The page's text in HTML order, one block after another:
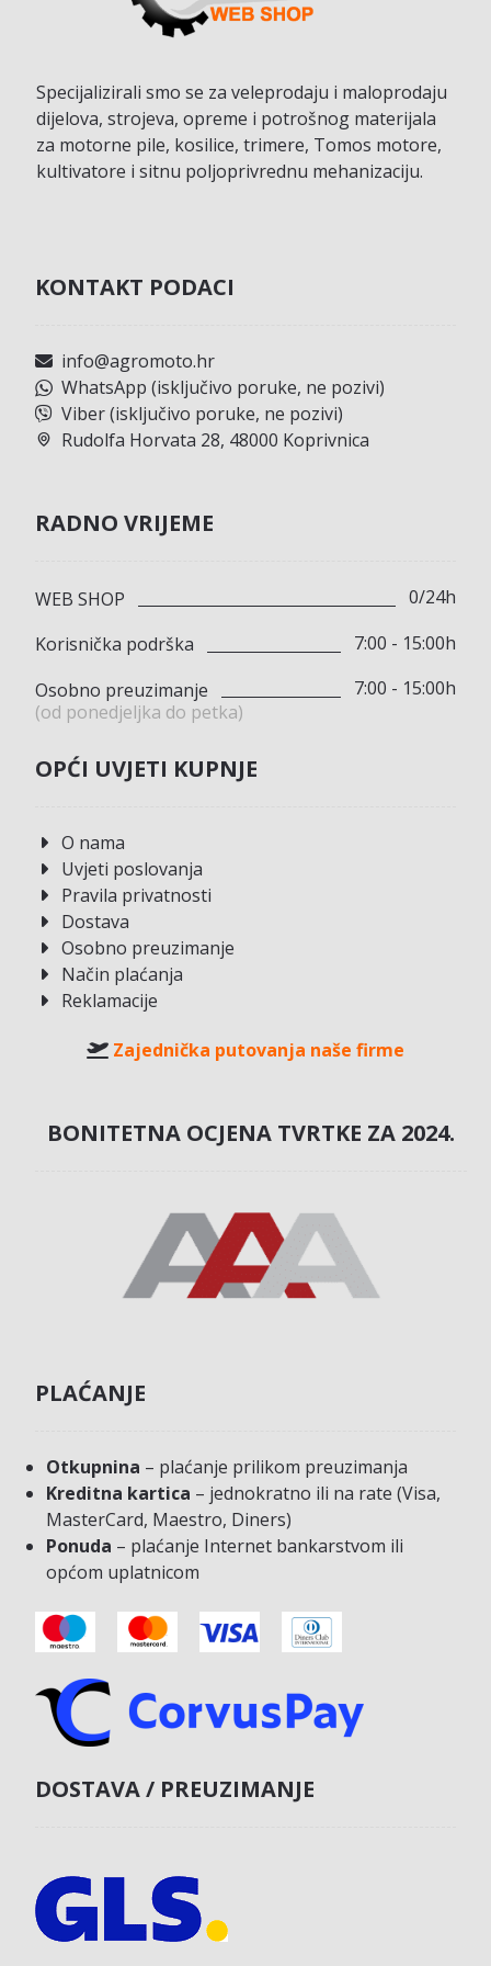
Specijalizirali smo se za veleprodaju i maloprodaju
dijelova, strojeva, opreme i potrošnog materijala
za motorne pile, kosilice, trimere, Tomos motore,
kultivatore i sitnu poljoprivrednu mehanizaciju.
KONTAKT PODACI
info@agromoto.hr
WhatsApp (isključivo poruke, ne pozivi)
Viber (isključivo poruke, ne pozivi)
Rudolfa Horvata 28, 48000 Koprivnica
RADNO VRIJEME
WEB SHOP
0/24h
Korisnička podrška
7:00 - 15:00h
Osobno preuzimanje
(od ponedjeljka do petka)
7:00 - 15:00h
OPĆI UVJETI KUPNJE
O nama
Uvjeti poslovanja
Pravila privatnosti
Dostava
Osobno preuzimanje
Način plaćanja
Reklamacije
Zajednička putovanja naše firme
BONITETNA OCJENA TVRTKE ZA 2024.
PLAĆANJE
Otkupnina – plaćanje prilikom preuzimanja
Kreditna kartica – jednokratno ili na rate (Visa,
MasterCard, Maestro, Diners)
Ponuda – plaćanje Internet bankarstvom ili
općom uplatnicom
DOSTAVA / PREUZIMANJE